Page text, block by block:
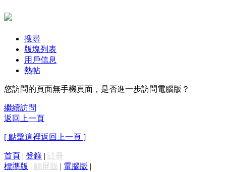
搜尋
版塊列表
用戶信息
熱帖
您訪問的頁面無手機頁面，是否進一步訪問電腦版？
繼續訪問
返回上一頁
[ 點擊這裡返回上一頁 ]
首頁 | 登錄 | 註冊
標準版 | 觸屏版 | 電腦版 |